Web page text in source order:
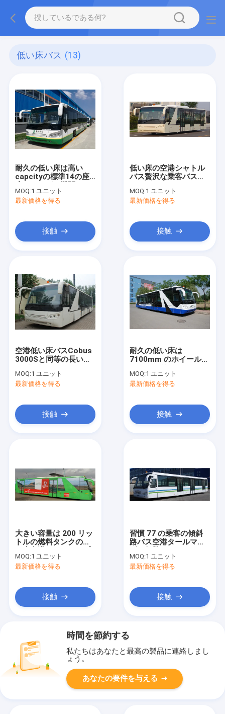
低い床バス (13)
耐久の低い床は高い
capcityの標準14の座
スで運びます
MOQ:1 ユニット
最新価格を得る
接触
低い床の空港シャトル
バス贅沢な乗客バス
MOQ:1 ユニット
最新価格を得る
接触
空港低い床バスCobus
3000Sと同等の長いサ
MOQ:1 ユニット
最新価格を得る
接触
耐久の低い床は
7100mm のホイール・
ABus 航空機の 14
Seater バスをバスで運
MOQ:1 ユニット
最新価格を得る
接触
大きい容量は 200 リッ
トルの燃料タンクの低
ロン バスをバスで運び
ます
MOQ:1 ユニット
最新価格を得る
接触
習慣 77 の乗客の傾斜
路バス空港タールマカ
<13500mm の回転半径
MOQ:1 ユニット
最新価格を得る
接触
時間を節約する
私たちはあなたと最高の製品に連絡しまし
ょう。
あなたの要件を与える